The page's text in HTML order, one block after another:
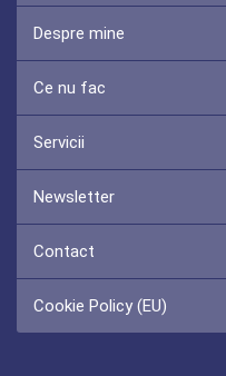
Despre mine
Ce nu fac
Servicii
Newsletter
Contact
Cookie Policy (EU)